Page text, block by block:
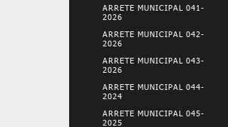
ARRETE MUNICIPAL 041-
2026
ARRETE MUNICIPAL 042-
2026
ARRETE MUNICIPAL 043-
2026
ARRETE MUNICIPAL 044-
2024
ARRETE MUNICIPAL 045-
2025